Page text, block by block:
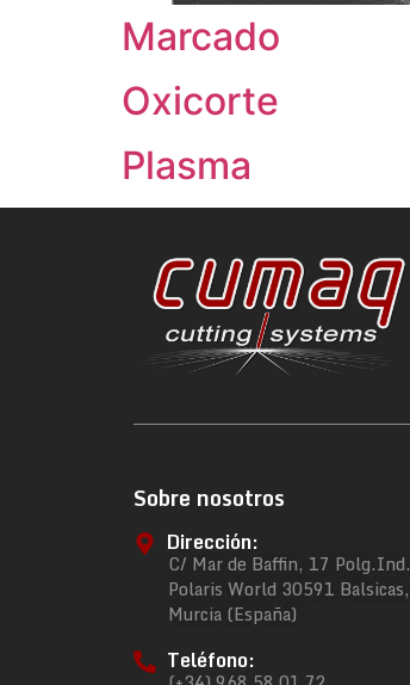
Marcado
Oxicorte
Plasma
Sobre nosotros
Dirección:
C/ Mar de Baffin, 17 Polg.Ind.
Polaris World 30591 Balsicas,
Murcia (España)
Teléfono: